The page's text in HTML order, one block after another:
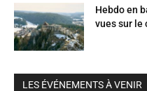
Hebdo en
vues sur le
LES ÉVÉNEMENTS À VENIR